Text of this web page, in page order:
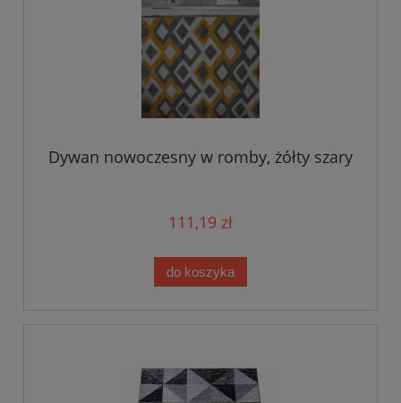
Dywan nowoczesny w romby, żółty szary
111,19 zł
do koszyka